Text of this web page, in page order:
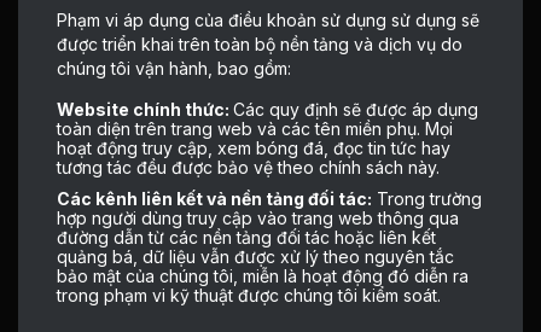
Phạm vi áp dụng của điều khoản sử dụng sử dụng sẽ
được triển khai trên toàn bộ nền tảng và dịch vụ do
chúng tôi vận hành, bao gồm:
Website chính thức: Các quy định sẽ được áp dụng
toàn diện trên trang web và các tên miền phụ. Mọi
hoạt động truy cập, xem bóng đá, đọc tin tức hay
tương tác đều được bảo vệ theo chính sách này.
Các kênh liên kết và nền tảng đối tác: Trong trường
hợp người dùng truy cập vào trang web thông qua
đường dẫn từ các nền tảng đối tác hoặc liên kết
quảng bá, dữ liệu vẫn được xử lý theo nguyên tắc
bảo mật của chúng tôi, miễn là hoạt động đó diễn ra
trong phạm vi kỹ thuật được chúng tôi kiểm soát.